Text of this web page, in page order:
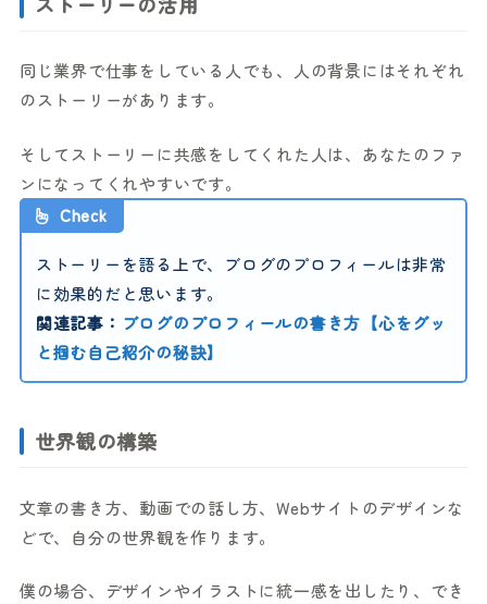
同じ業界で仕事をしている人でも、人の背景にはそれぞれ
のストーリーがあります。
そしてストーリーに共感をしてくれた人は、あなたのファ
ンになってくれやすいです。
Check
ストーリーを語る上で、ブログのプロフィールは非常
に効果的だと思います。
関連記事： ブログのプロフィールの書き方【心をグッ
と掴む自己紹介の秘訣】
世界観の構築
文章の書き方、動画での話し方、Webサイトのデザインな
どで、自分の世界観を作ります。
僕の場合、デザインやイラストに統一感を出したり、でき